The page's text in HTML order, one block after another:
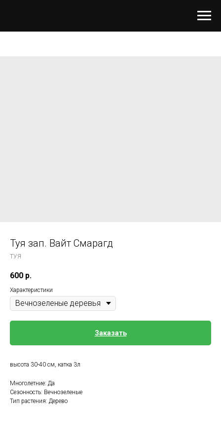
Туя зап. Вайт Смарагд
ТУЯ
600 р.
Характеристики
Заказать
высота 30-40 см, катка 3л
Многолетние: Да
Сезонность: Вечнозеленые
Тип растения: Дерево